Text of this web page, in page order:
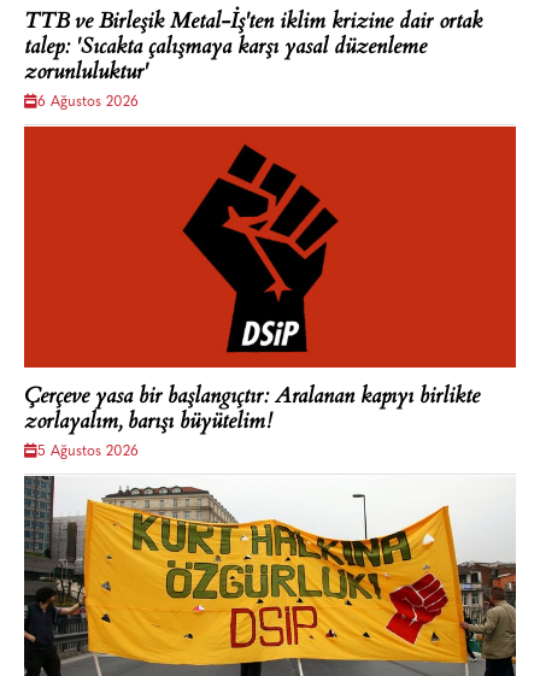
TTB ve Birleşik Metal-İş'ten iklim krizine dair ortak
talep: 'Sıcakta çalışmaya karşı yasal düzenleme
zorunluluktur'
6 Ağustos 2026
Çerçeve yasa bir başlangıçtır: Aralanan kapıyı birlikte
zorlayalım, barışı büyütelim!
5 Ağustos 2026